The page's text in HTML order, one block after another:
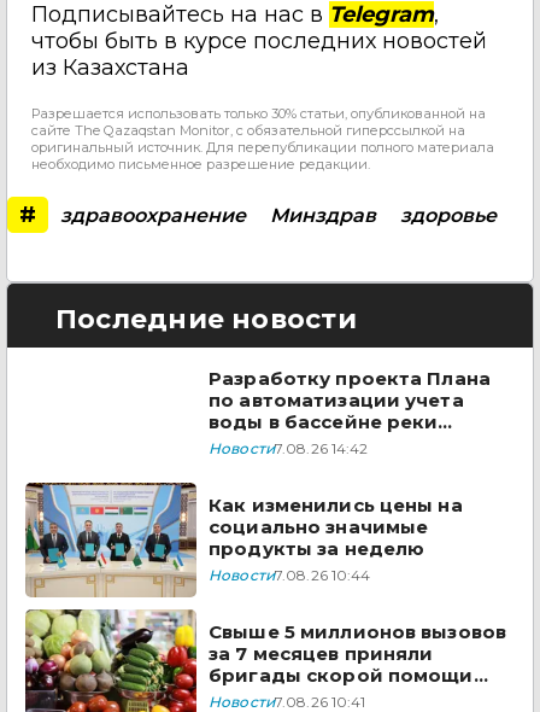
Подписывайтесь на нас в Telegram,
чтобы быть в курсе последних новостей
из Казахстана
Разрешается использовать только 30% статьи, опубликованной на
сайте The Qazaqstan Monitor, с обязательной гиперссылкой на
оригинальный источник. Для перепубликации полного материала
необходимо письменное разрешение редакции.
# здравоохранение Минздрав здоровье
Последние новости
Разработку проекта Плана
по автоматизации учета
воды в бассейне реки
Сырдарья одобрили
Новости7.08.26 14:42
Как изменились цены на
социально значимые
продукты за неделю
Новости7.08.26 10:44
Свыше 5 миллионов вызовов
за 7 месяцев приняли
бригады скорой помощи
Казахстана
Новости7.08.26 10:41